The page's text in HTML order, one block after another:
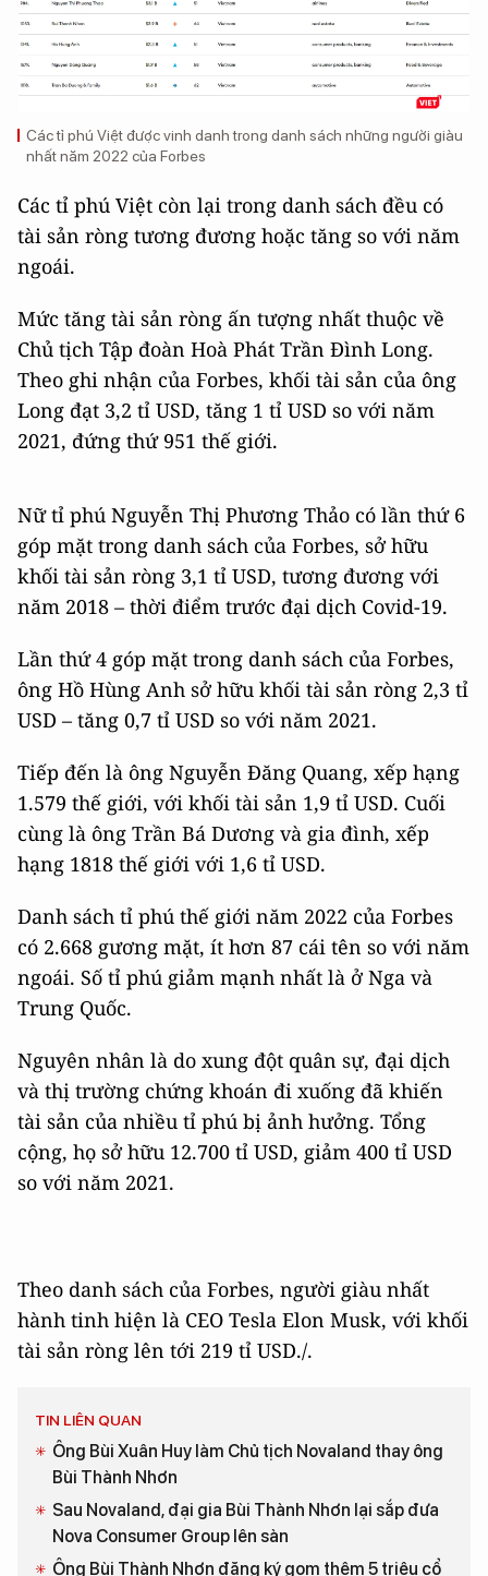
Các tỉ phú Việt được vinh danh trong danh sách những người giàu
nhất năm 2022 của Forbes
Các tỉ phú Việt còn lại trong danh sách đều có
tài sản ròng tương đương hoặc tăng so với năm
ngoái.
Mức tăng tài sản ròng ấn tượng nhất thuộc về
Chủ tịch Tập đoàn Hoà Phát Trần Đình Long.
Theo ghi nhận của Forbes, khối tài sản của ông
Long đạt 3,2 tỉ USD, tăng 1 tỉ USD so với năm
2021, đứng thứ 951 thế giới.
Nữ tỉ phú Nguyễn Thị Phương Thảo có lần thứ 6
góp mặt trong danh sách của Forbes, sở hữu
khối tài sản ròng 3,1 tỉ USD, tương đương với
năm 2018 – thời điểm trước đại dịch Covid-19.
Lần thứ 4 góp mặt trong danh sách của Forbes,
ông Hồ Hùng Anh sở hữu khối tài sản ròng 2,3 tỉ
USD – tăng 0,7 tỉ USD so với năm 2021.
Tiếp đến là ông Nguyễn Đăng Quang, xếp hạng
1.579 thế giới, với khối tài sản 1,9 tỉ USD. Cuối
cùng là ông Trần Bá Dương và gia đình, xếp
hạng 1818 thế giới với 1,6 tỉ USD.
Danh sách tỉ phú thế giới năm 2022 của Forbes
có 2.668 gương mặt, ít hơn 87 cái tên so với năm
ngoái. Số tỉ phú giảm mạnh nhất là ở Nga và
Trung Quốc.
Nguyên nhân là do xung đột quân sự, đại dịch
và thị trường chứng khoán đi xuống đã khiến
tài sản của nhiều tỉ phú bị ảnh hưởng. Tổng
cộng, họ sở hữu 12.700 tỉ USD, giảm 400 tỉ USD
so với năm 2021.
Theo danh sách của Forbes, người giàu nhất
hành tinh hiện là CEO Tesla Elon Musk, với khối
tài sản ròng lên tới 219 tỉ USD./.
TIN LIÊN QUAN
Ông Bùi Xuân Huy làm Chủ tịch Novaland thay ông
Bùi Thành Nhơn
Sau Novaland, đại gia Bùi Thành Nhơn lại sắp đưa
Nova Consumer Group lên sàn
Ông Bùi Thành Nhơn đăng ký gom thêm 5 triệu cổ